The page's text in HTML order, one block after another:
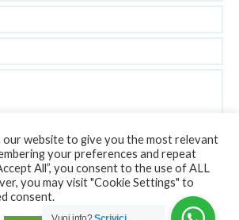
Privacy Policy
our website to give you the most relevant
your preferences and repeat
All”, you consent to the use of ALL
you may visit "Cookie Settings" to
consent.